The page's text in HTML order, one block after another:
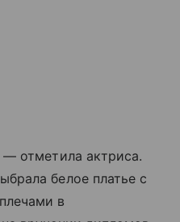
— отметила актриса.
белое платье с
в